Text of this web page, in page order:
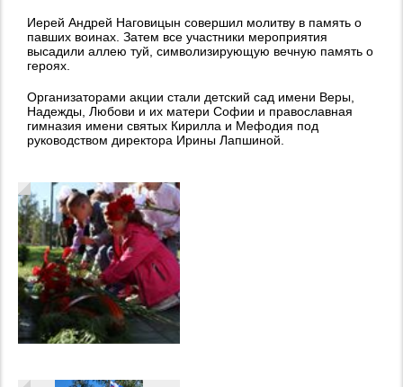
Иерей Андрей Наговицын совершил молитву в память о
павших воинах. Затем все участники мероприятия
высадили аллею туй, символизирующую вечную память о
героях.
Организаторами акции стали детский сад имени Веры,
Надежды, Любови и их матери Софии и православная
гимназия имени святых Кирилла и Мефодия под
руководством директора Ирины Лапшиной.